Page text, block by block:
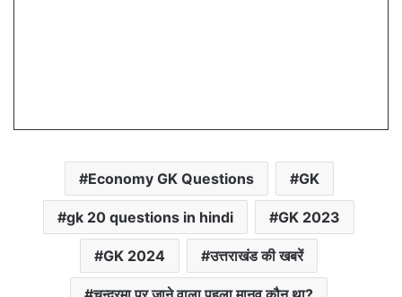
Economy GK Questions GK
gk 20 questions in hindi GK 2023
GK 2024 उत्तराखंड की खबरें